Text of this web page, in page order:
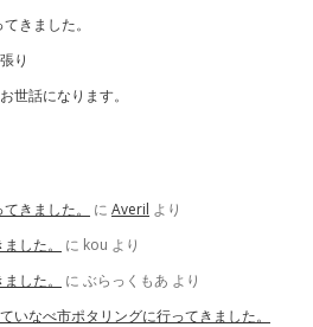
きました。
り
話になります。
きました。 に Averil より
した。
に kou より
した。
に ぶらっくもあ より
いなべ市ポタリングに行ってきました。